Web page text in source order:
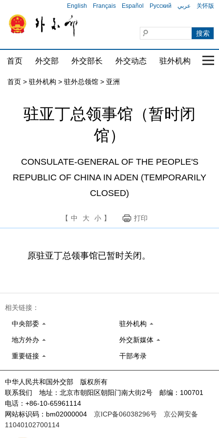
English Français Español Русский عربي 关怀版
首页 外交部 外交部长 外交动态 驻外机构 国
首页 > 驻外机构 > 驻外总领馆 > 亚洲
驻亚丁总领事馆（暂时闭
馆）
CONSULATE-GENERAL OF THE PEOPLE'S
REPUBLIC OF CHINA IN ADEN (TEMPORARILY
CLOSED)
【 中 大 小 】 打印
原驻亚丁总领事馆已暂时关闭。
相关链接：
中央部委 驻外机构
地方外办 外交新媒体
重要链接 干部考录
中华人民共和国外交部 版权所有
联系我们 地址：北京市朝阳区朝阳门南大街2号 邮编：100701
电话：+86-10-65961114
网站标识码：bm02000004 京ICP备06038296号
京公网安备
11040102700114